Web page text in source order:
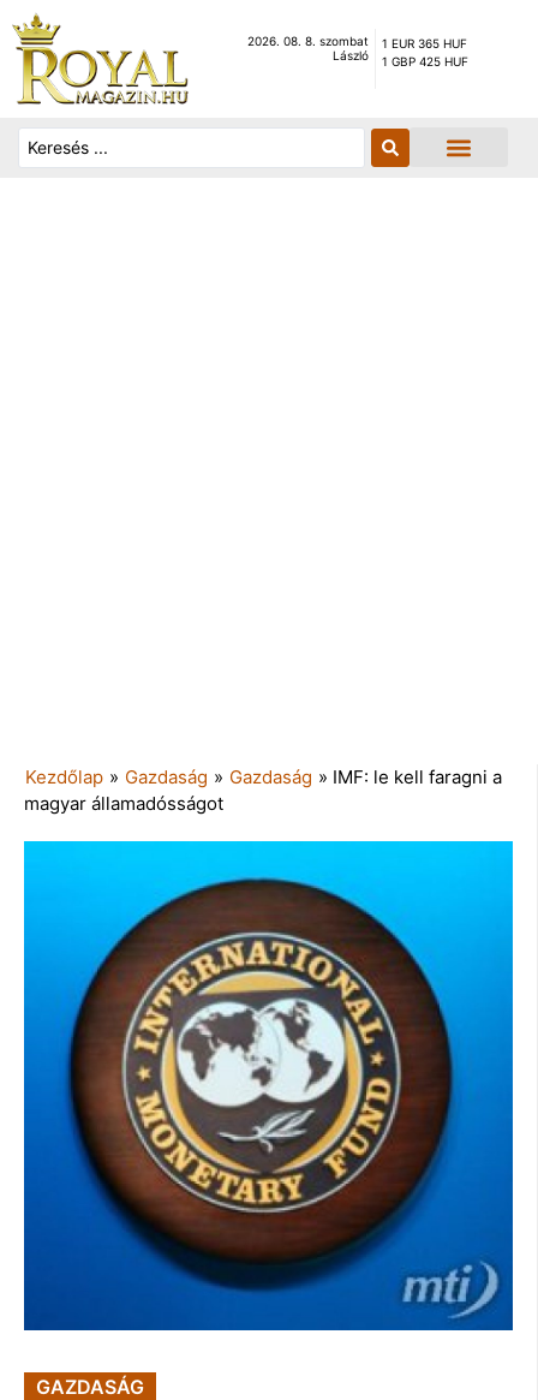
2026. 08. 8. szombat
László
1 EUR 365 HUF
1 GBP 425 HUF
Kezdőlap » Gazdaság » Gazdaság » IMF: le kell faragni a
magyar államadósságot
GAZDASÁG